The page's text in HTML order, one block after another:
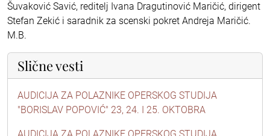
Šuvaković Savić, reditelj Ivana Dragutinović Maričić, dirigent
Stefan Zekić i saradnik za scenski pokret Andreja Maričić.
M.B.
Slične vesti
AUDICIJA ZA POLAZNIKE OPERSKOG STUDIJA
"BORISLAV POPOVIĆ" 23, 24. I 25. OKTOBRA
AUDICIJA ZA POLAZNIKE OPERSKOG STUDIJA